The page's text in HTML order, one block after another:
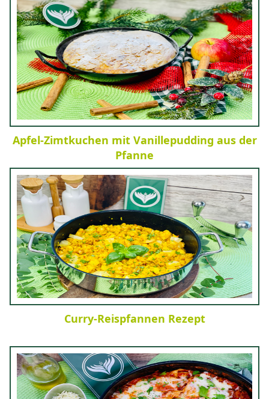
Apfel-Zimtkuchen mit Vanillepudding aus der
Pfanne
Curry-Reispfannen Rezept